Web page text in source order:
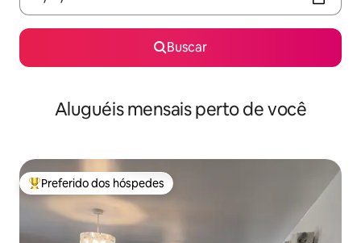
Buscar
Aluguéis mensais perto de você
Entre os melhores preferidos dos hóspedes
Preferido dos hóspedes